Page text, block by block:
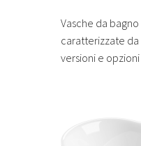
Vasche da
caratterizzate
versioni e